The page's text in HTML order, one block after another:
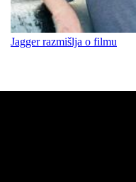
Jagger razmišlja o filmu